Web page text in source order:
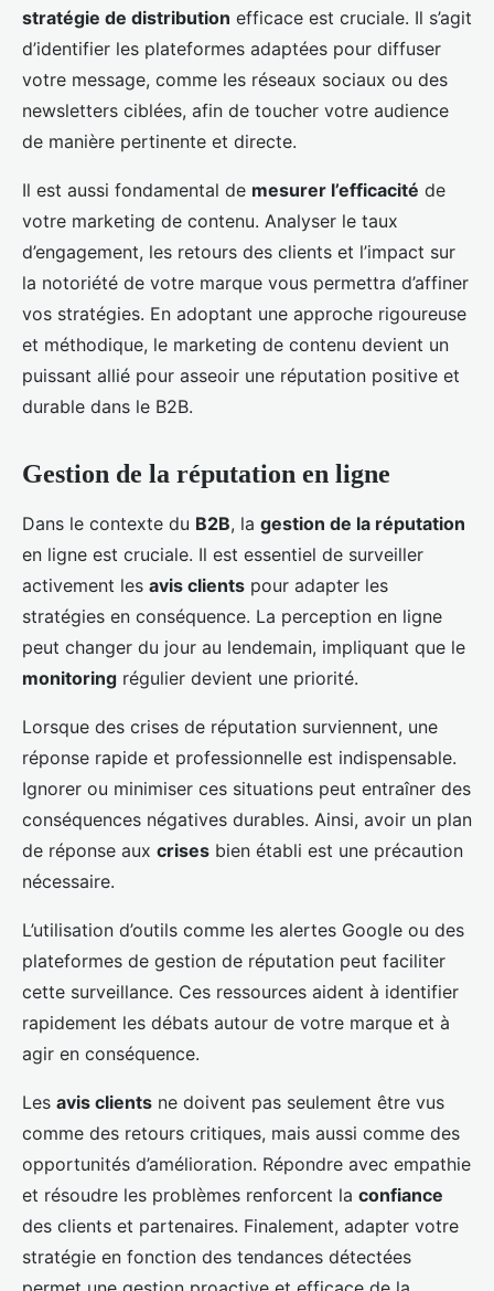
stratégie de distribution efficace est cruciale. Il s’agit
d’identifier les plateformes adaptées pour diffuser
votre message, comme les réseaux sociaux ou des
newsletters ciblées, afin de toucher votre audience
de manière pertinente et directe.
Il est aussi fondamental de mesurer l’efficacité de
votre marketing de contenu. Analyser le taux
d’engagement, les retours des clients et l’impact sur
la notoriété de votre marque vous permettra d’affiner
vos stratégies. En adoptant une approche rigoureuse
et méthodique, le marketing de contenu devient un
puissant allié pour asseoir une réputation positive et
durable dans le B2B.
Gestion de la réputation en ligne
Dans le contexte du B2B, la gestion de la réputation
en ligne est cruciale. Il est essentiel de surveiller
activement les avis clients pour adapter les
stratégies en conséquence. La perception en ligne
peut changer du jour au lendemain, impliquant que le
monitoring régulier devient une priorité.
Lorsque des crises de réputation surviennent, une
réponse rapide et professionnelle est indispensable.
Ignorer ou minimiser ces situations peut entraîner des
conséquences négatives durables. Ainsi, avoir un plan
de réponse aux crises bien établi est une précaution
nécessaire.
L’utilisation d’outils comme les alertes Google ou des
plateformes de gestion de réputation peut faciliter
cette surveillance. Ces ressources aident à identifier
rapidement les débats autour de votre marque et à
agir en conséquence.
Les avis clients ne doivent pas seulement être vus
comme des retours critiques, mais aussi comme des
opportunités d’amélioration. Répondre avec empathie
et résoudre les problèmes renforcent la confiance
des clients et partenaires. Finalement, adapter votre
stratégie en fonction des tendances détectées